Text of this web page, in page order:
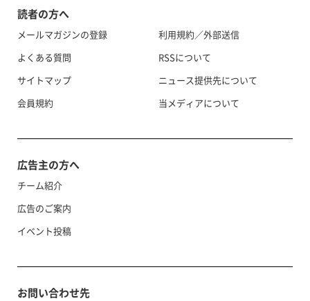
読者の方へ
メールマガジンの登録
よくある質問
サイトマップ
会員規約
利用規約／外部送信
RSSについて
ニュース提供先について
当メディアについて
広告主の方へ
チーム紹介
広告のご案内
イベント投稿
お問い合わせ先